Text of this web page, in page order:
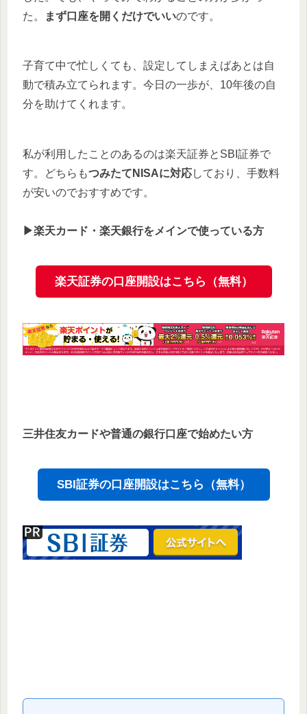
た。
まず口座を開くだけでいいのです。
子育て中で忙しくても、設定してしまえばあとは自
動で積み立てられます。今日の一歩が、10年後の自
分を助けてくれます。
私が利用したことのあるのは楽天証券とSBI証券で
す。どちらもつみたてNISAに対応しており、手数料
が安いのでおすすめです。
▶︎楽天カード・楽天銀行をメインで使っている方
楽天証券の口座開設はこちら（無料）
三井住友カードや普通の銀行口座で始めたい方
SBI証券の口座開設はこちら（無料）